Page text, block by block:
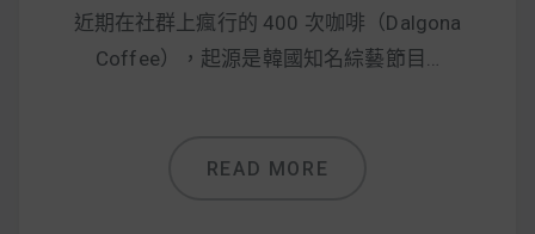
啦！
近期在社群上瘋行的 400 次咖啡（Dalgona
Coffee），起源是韓國知名綜藝節目…
READ MORE